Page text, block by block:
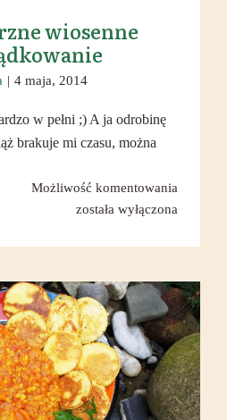
wiosenne
| 4 maja, 2014
w pełni ;) A ja odrobinę
brakuje mi czasu, można
Możliwość komentowania
została wyłączona